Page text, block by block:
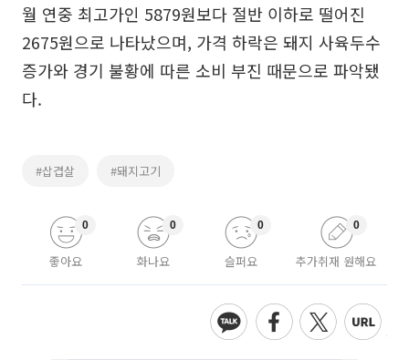
월 연중 최고가인 5879원보다 절반 이하로 떨어진
2675원으로 나타났으며, 가격 하락은 돼지 사육두수
증가와 경기 불황에 따른 소비 부진 때문으로 파악됐
다.
#삽겹살 #돼지고기
좋아요
0
화나요
0
슬퍼요
0
추가취재 원해요
0